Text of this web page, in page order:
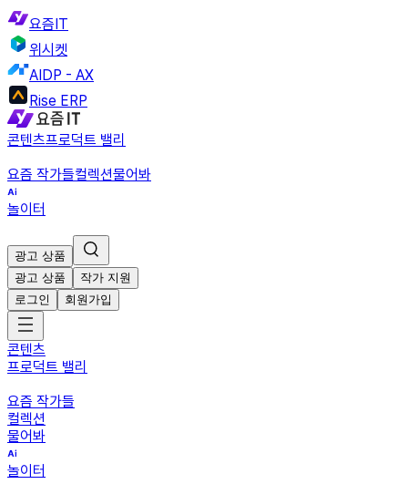
요즘IT
위시켓
AIDP - AX
Rise ERP
콘텐츠프로덕트 밸리
요즘 작가들컬렉션물어봐
놀이터
광고 상품
광고 상품
작가 지원
로그인
회원가입
콘텐츠
프로덕트 밸리
요즘 작가들
컬렉션
물어봐
놀이터